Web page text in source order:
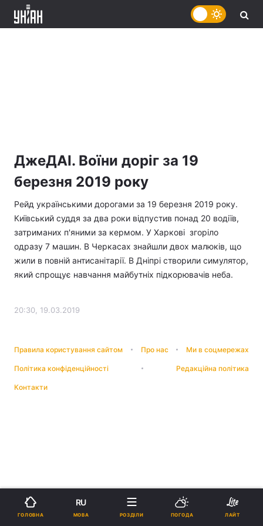
ДжеДАІ. Воїни доріг за 19
березня 2019 року
Рейд українськими дорогами за 19 березня 2019 року.
Київський суддя за два роки відпустив понад 20 водіїв,
затриманих п'яними за кермом. У Харкові згоріло
одразу 7 машин. В Черкасах знайшли двох малюків, що
жили в повній антисанітарії. В Дніпрі створили симулятор,
який спрощує навчання майбутніх підкорювачів неба.
20:30, 19.03.2019
Правила користування сайтом Про нас Ми в соцмережах
Політика конфіденційності Редакційна політика
Контакти
ГОЛОВНА
RU
МОВА РОЗДІЛИ ПОГОДА ЛАЙТ